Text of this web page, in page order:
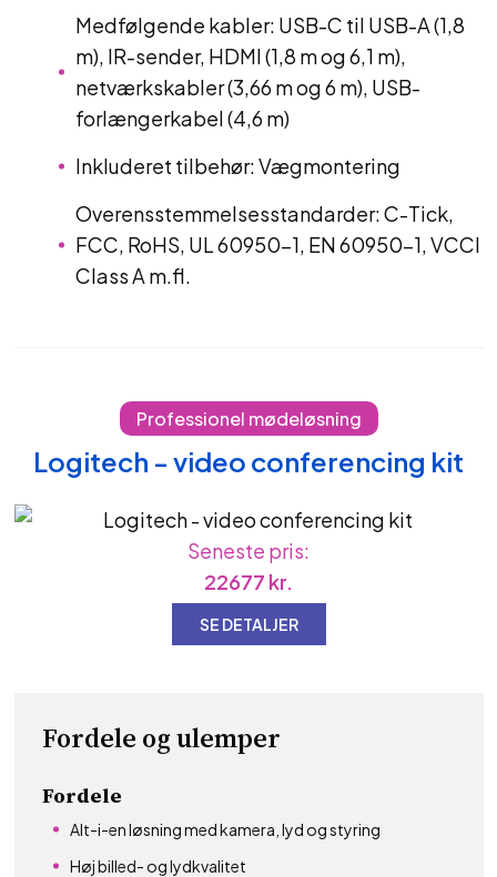
Medfølgende kabler: USB-C til USB-A (1,8
m), IR-sender, HDMI (1,8 m og 6,1 m),
netværkskabler (3,66 m og 6 m), USB-
forlængerkabel (4,6 m)
Inkluderet tilbehør: Vægmontering
Overensstemmelsesstandarder: C-Tick,
FCC, RoHS, UL 60950-1, EN 60950-1, VCCI
Class A m.fl.
Professionel mødeløsning
Logitech - video conferencing kit
Fordele og ulemper
Fordele
Alt-i-en løsning med kamera, lyd og styring
Høj billed- og lydkvalitet
Seneste pris:
22677 kr.
SE DETALJER